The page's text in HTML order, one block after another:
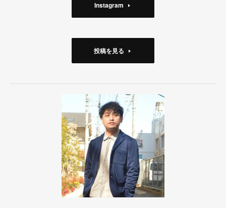
Instagram
投稿を見る